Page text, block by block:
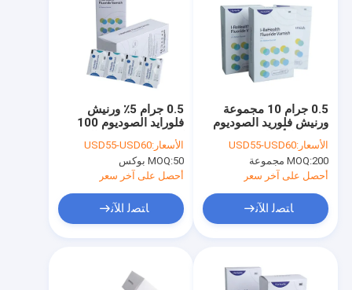
المنتجات
0.5 جرام 5٪ ورنيش
فلورايد الصوديوم 100
كيس / صندوق لإزالة
المعادن من تقويم الأسنان
الأسعار:USD55-USD60
MOQ:50 بوكس
أحصل على آخر سعر
ﺎﺘﺼﻟ ﺍﻶﻧ
0.5 جرام 10 مجموعة
ورنيش فلوريد الصوديوم
لتقويم الأسنان ونزع
المعادن
الأسعار:USD55-USD60
MOQ:200 مجموعة
أحصل على آخر سعر
ﺎﺘﺼﻟ ﺍﻶﻧ